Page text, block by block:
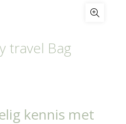
travel Bag
kennis met